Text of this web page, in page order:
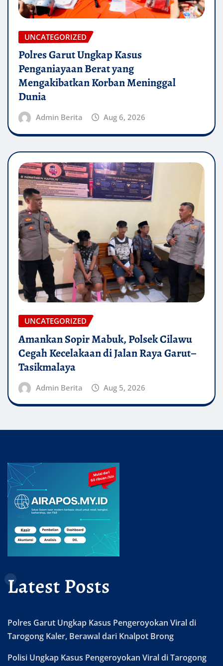
UNCATEGORIZED
Polres Garut Ungkap Kasus
Penganiayaan Berat yang
Mengakibatkan Korban Meninggal
Dunia
Admin Berita Aug 6, 2026
UNCATEGORIZED
Amankan Sopir Mabuk, Polsek Cilawu
Cegah Kecelakaan di Jalan Raya Garut–
Tasikmalaya
Admin Berita Aug 5, 2026
Latest Posts
Polres Garut Ungkap Kasus Pengeroyokan Viral di
Tarogong Kaler, Berawal dari Knalpot Brong
Polisi Ungkap Kasus Pengeroyokan Viral di Tarogong